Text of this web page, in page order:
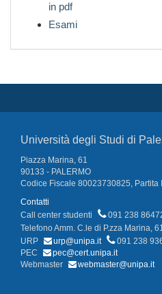
in pdf
Esami
Università degli Studi di
Piazza Marina, 61
90133 - PALERMO
Codice Fiscale 80023730825, Partita
Contatti
Call center studenti
091 238
Telefono Amm. C.le di P.zza Marina,
URP
urp@unipa.it
091 238
PEC
pec@cert.unipa.it
Webmaster
webmaster@unipa.it